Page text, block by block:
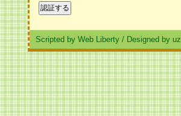
Scripted by Web Liberty / Designed by uz